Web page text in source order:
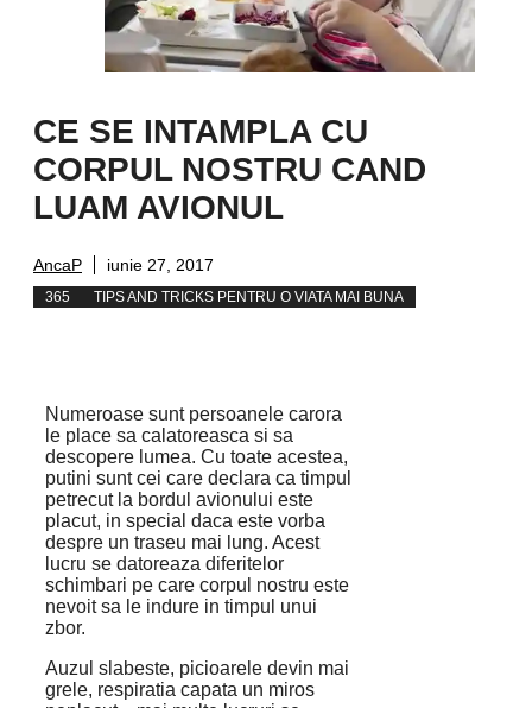
CE SE INTAMPLA CU
CORPUL NOSTRU CAND
LUAM AVIONUL
AncaP iunie 27, 2017
365 TIPS AND TRICKS PENTRU O VIATA MAI BUNA
Numeroase sunt persoanele carora
le place sa calatoreasca si sa
descopere lumea. Cu toate acestea,
putini sunt cei care declara ca timpul
petrecut la bordul avionului este
placut, in special daca este vorba
despre un traseu mai lung. Acest
lucru se datoreaza diferitelor
schimbari pe care corpul nostru este
nevoit sa le indure in timpul unui
zbor.
Auzul slabeste, picioarele devin mai
grele, respiratia capata un miros